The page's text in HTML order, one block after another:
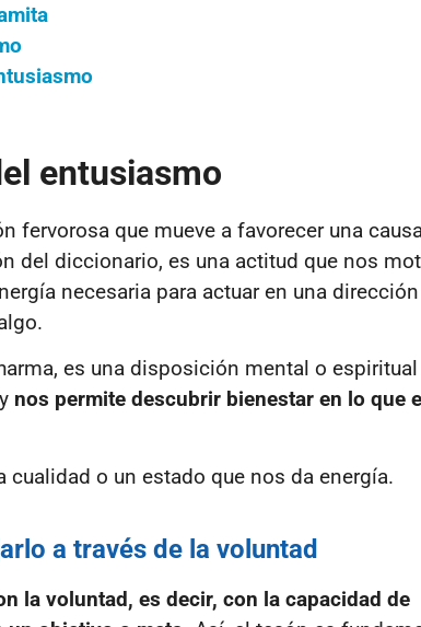
entusiasmo
fervorosa que mueve a favorecer una
del diccionario, es una actitud que nos
necesaria para actuar en una dirección
es una disposición mental o
nos permite descubrir bienestar en lo que
o un estado que nos da energía.
a través de la voluntad
la voluntad, es decir, con la capacidad de